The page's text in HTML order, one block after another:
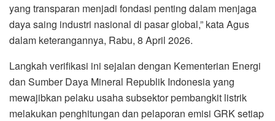
yang transparan menjadi fondasi penting dalam menjaga
daya saing industri nasional di pasar global,” kata Agus
dalam keterangannya, Rabu, 8 April 2026.
Langkah verifikasi ini sejalan dengan Kementerian Energi
dan Sumber Daya Mineral Republik Indonesiayang
mewajibkan pelaku usaha subsektor pembangkit listrik
melakukan penghitungan dan pelaporan emisi GRK setiap